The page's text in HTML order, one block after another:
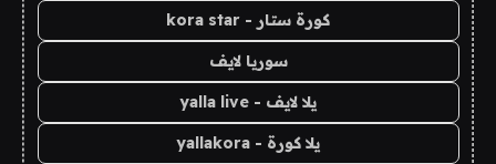
كورة ستار - kora star
سوريا لايف
يلا لايف - yalla live
يلا كورة - yallakora